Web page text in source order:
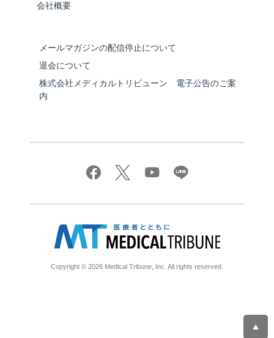
会社概要
メールマガジンの配信停止について
退会について
株式会社メディカルトリビューン 電子公告のご案
内
Copyright © 2026 Medical Tribune, Inc. All rights reserved.